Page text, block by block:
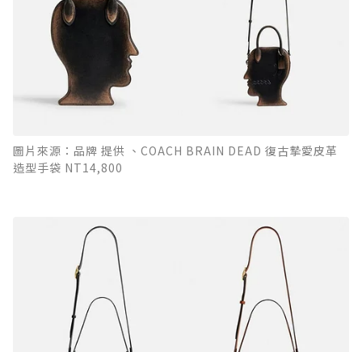
圖片來源：品牌 提供 、COACH BRAIN DEAD 復古摯愛皮革
造型手袋 NT14,800